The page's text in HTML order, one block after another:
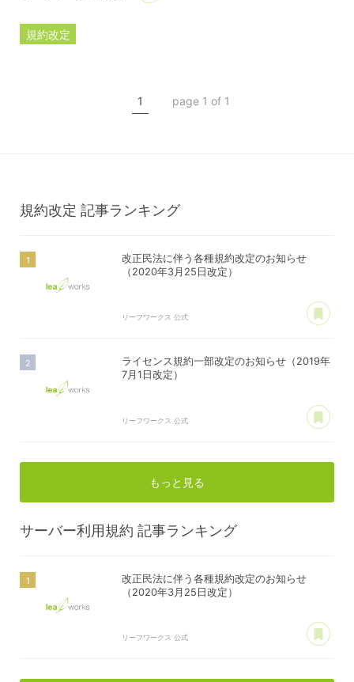
規約改定
1 page 1 of 1
規約改定 記事ランキング
改正民法に伴う各種規約改定のお知らせ
（2020年3月25日改定）
リーフワークス 公式
ライセンス規約一部改定のお知らせ（2019年
7月1日改定）
リーフワークス 公式
もっと見る
サーバー利用規約 記事ランキング
改正民法に伴う各種規約改定のお知らせ
（2020年3月25日改定）
リーフワークス 公式